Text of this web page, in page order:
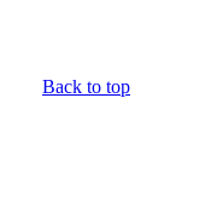
Back to top